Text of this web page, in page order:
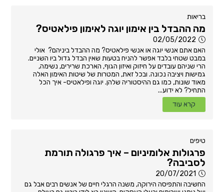
בריאות
מה ההבדל בין אימון יוגה לאימון פילאטיס?
02/05/2022
האם אתם אנשי יוגה או אנשי פילאטיס? מה ההבדל ביניהם? אולי
במבט שטחי בלבד אפשר להניח בטעות שאין הבדל גדול ביו השניים.
הרי שניהם עובדים על חיזוק ואיזון הגוף, הארכת שרירים, נשימה,
גמישות ויציבה נכונה. ובכל זאת, המטרות של שיטות האימון האלה
מאוד שונות, כמו גם ההיסטוריה שלהן. יוגה ופילאטיס- איך הכל
התחיל? לא ידוע...
קרא עוד
טיפים
פרגולות אלומיניום – איך פרגולה תורמת
לסביבה?
20/07/2021
החשיבה והתפיסה הירוקה, משנה הרגלי חיים של אנשים רבים אבל גם